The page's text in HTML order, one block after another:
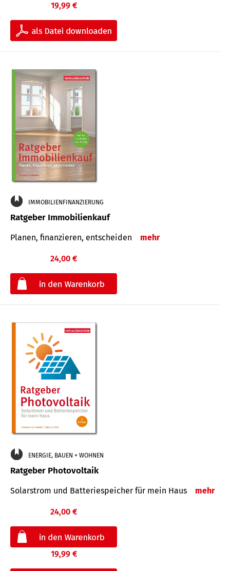
19,99 €
IMMOBILIENFINANZIERUNG
Ratgeber Immobilienkauf
Planen, finanzieren, entscheiden mehr
24,00 €
ENERGIE, BAUEN + WOHNEN
Ratgeber Photovoltaik
Solarstrom und Batteriespeicher für mein Haus mehr
24,00 €
19,99 €